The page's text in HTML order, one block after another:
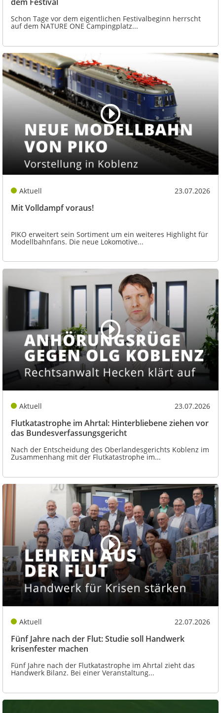
Schon Tage vor dem eigentlichen Festivalbeginn herrscht
auf dem NATURE ONE Campingplatz...
Aktuell 23.07.2026
Mit Volldampf voraus!
PIKO erweitert sein Sortiment um ein weiteres Highlight für
Modellbahnfans. Die neue Lokomotive...
Aktuell 23.07.2026
Flutkatastrophe im Ahrtal: Hinterbliebene ziehen vor
das Bundesverfassungsgericht
Nach der Entscheidung des Oberlandesgerichts Koblenz im
Zusammenhang mit der Flutkatastrophe im...
Aktuell 22.07.2026
Fünf Jahre nach der Flut: Studie soll Handwerk
krisenfester machen
Fünf Jahre nach der Flutkatastrophe im Ahrtal zieht das
Handwerk Bilanz. Bei einer Veranstaltung...